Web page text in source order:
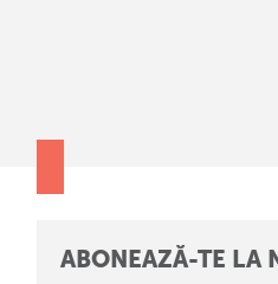
ABONEAZĂ-TE LA